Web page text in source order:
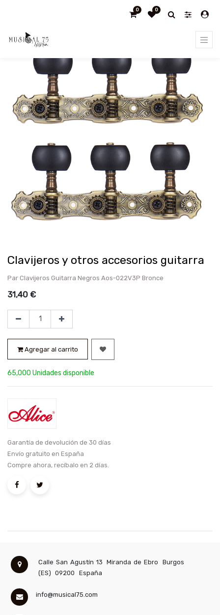
0 0
Clavijeros y otros accesorios guitarra
Clavijeros y otros accesorios guitarra
Par Clavijeros Guitarra Negros Aos-022V3P Bronce
31,40 €
Agregar al carrito
65,000 Unidades disponible
Garantía de devolución de 30 días
Envío gratuito en España
Compre ahora, recíbalo en 2 días.
Calle San Agustín 13 Miranda de Ebro
Burgos
(ES)
09200 España
info@musical75.com